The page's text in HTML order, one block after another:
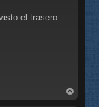
el trasero
rri